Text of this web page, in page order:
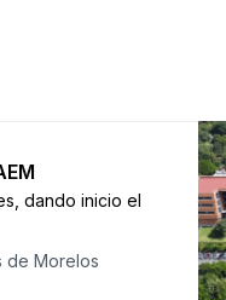
dando inicio el
de Morelos